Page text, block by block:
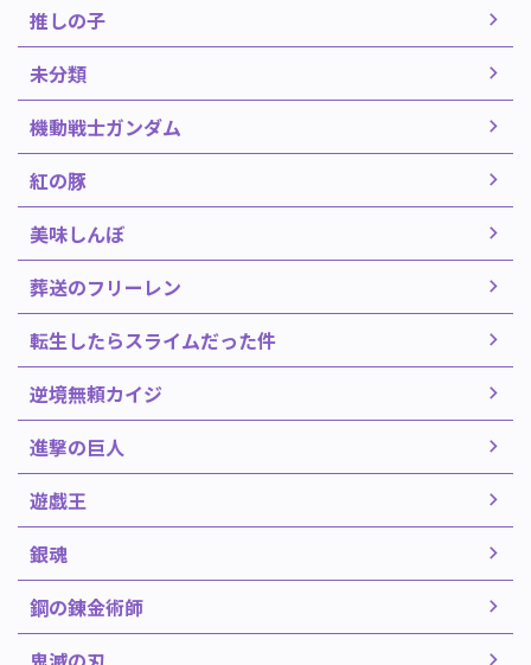
推しの子
未分類
機動戦士ガンダム
紅の豚
美味しんぼ
葬送のフリーレン
転生したらスライムだった件
逆境無頼カイジ
進撃の巨人
遊戯王
銀魂
鋼の錬金術師